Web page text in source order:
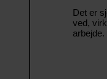
Det er
ved,